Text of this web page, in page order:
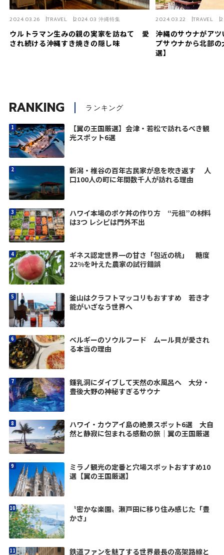
ウルトラマン生みの親の実家を訪ねて 愛
され続ける沖縄すき焼きの隠し味
2024.03.26 TRAVEL 2024.03 沖縄特集
沖縄のサウナがア
プサウナから北部
選】
2024.03.22 TRAVEL
RANKING ランキング
【翼の王国厳選】会津・若松で訪れるべき観
光スポット6選
新潟・椎谷の百年古民家が息を吹き返す 人
口100人の町に年間数千人が訪れる理由
ハワイ本場のポケ丼の作り方 “元祖”の材料
は3つ レシピは門外不出
ギネス認定世界一の甘さ「包近の桃」 糖度
22%を叶えた農家の試行錯誤
釜山はクラフトマッコリもおすすめ 若き才
能がいざなう世界へ
ベルギーのソウルフード ムール貝が愛され
る本当の理由
鍾乳洞にダイブして天然の水風呂へ 大分・
豊後大野の神秘すぎるサウナ
ハワイ・カウアイ島の絶景スポット6選 大自
然と静寂に包まれる感動の旅｜翼の王国厳選
ミラノ観光の定番と穴場スポットおすすめ10
選【翼の王国厳選】
〝密かな楽園〟瀬戸田に移り住み感じた「豊
かさ」
鉄道ファンを魅了する世界最長の高架路線と